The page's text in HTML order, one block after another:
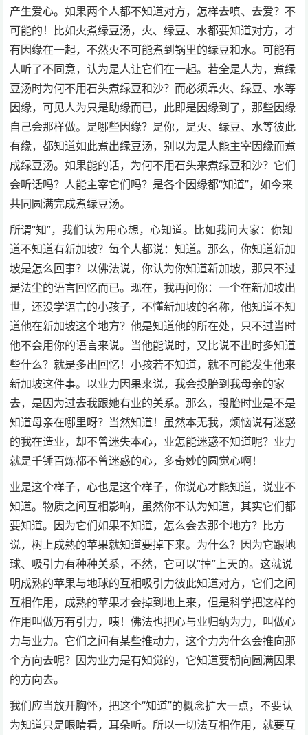
产生爱心。如果两个人都不知道对方，怎样去嗔、去爱？不
可能的！比如火煮绿豆汤，火、绿豆、水都要知道对方，才
有因缘在一起，不然火不可能煮到锅里的绿豆和水。可能有
人听了不同意，认为是人让它们在一起。若全是人为，煮绿
豆汤时为何不用石头煮绿豆和沙？而必须靠火、绿豆、水等
因缘，可见人为只是助缘而已，此即是因缘到了，那些因缘
自己会那样做。是哪些因缘？是你，是火、绿豆、水等彼此
有缘，都知道如此煮出绿豆汤，别以为是人能主宰因缘而煮
成绿豆汤。如果能的话，为何不用石头来煮绿豆和沙？它们
会听话吗？人能主宰它们吗？是各个因缘都“知道”，如今来
共同圆满完成煮绿豆汤。
所谓“知”，我们认为用心想，心知道。比如我问大家：你知
道不知道有新加坡？每个人都说：知道。那么，你知道新加
坡是怎么回事？以佛法说，你认为你知道新加坡，那只不过
是法尘的语言回忆而已。现在，我再问你：一个在新加坡出
世，还没学语言的小孩子，不懂新加坡的名称，他知道不知
道他在新加坡这个地方？他是知道他的所在处，只不过当时
他不会用你的语言来说。当他能说时，又比说不出时多知道
些什么？就是多出回忆！小孩若不知道，就不可能发生他来
新加坡这件事。以业力因果来说，我会投胎到我母亲的家
去，是因为过去我跟她有业的关系。那么，投胎时业是不是
知道母亲在哪里呀？当然知道！虽然本无我，烦恼说有迷惑
的我在造业，却不曾迷失本心，业怎能迷惑不知道呢？业力
就是千锤百炼都不曾迷惑的心，多奇妙的圆觉心啊！
业是这个样子，心也是这个样子，你说心才能知道，说业不
知道。物质之间互相影响，虽然你不认为知道，其实它们都
要知道。因为它们如果不知道，怎么会去那个地方？比方
说，树上成熟的苹果就知道要掉下来。为什么？因为它跟地
球、吸引力有种种关系，不然，它可以“掉”上天的。这就说
明成熟的苹果与地球的互相吸引力彼此知道对方，它们之间
互相作用，成熟的苹果才会掉到地上来，但是科学把这样的
作用叫做万有引力，咦！佛法也把心与业归纳为力，叫做心
力与业力。它们之间有某些推动力，这个力为什么会推向那
个方向去呢？因为业力是有知觉的，它知道要朝向圆满因果
的方向去。
我们应当放开胸怀，把这个“知道”的概念扩大一点，不要认
为知道只是眼睛看，耳朵听。所以一切法互相作用，就要互